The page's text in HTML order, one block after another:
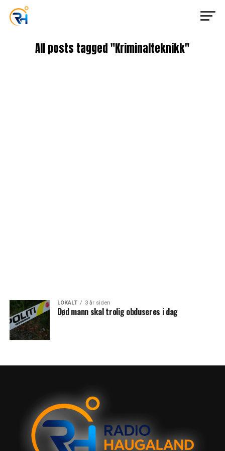
All posts tagged "Kriminalteknikk"
LOKALT 3 år siden
Død mann skal trolig obduseres i dag